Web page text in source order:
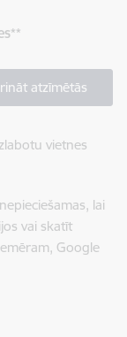
**
atzīmētās
vietnes
lai
vai skatīt
Google